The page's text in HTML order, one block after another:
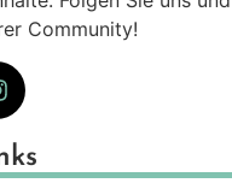
Community!